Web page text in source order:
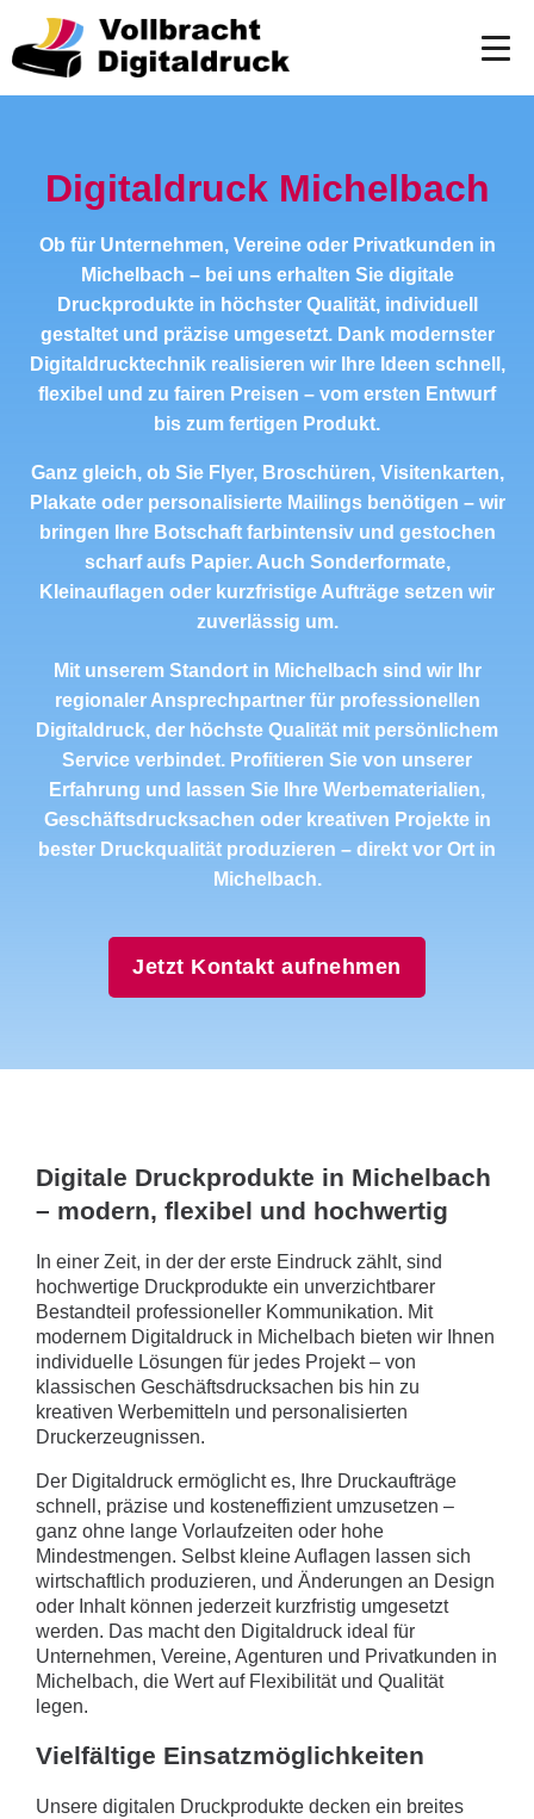
Digitaldruck Michelbach
Ob für Unternehmen, Vereine oder Privatkunden in
Michelbach – bei uns erhalten Sie digitale
Druckprodukte in höchster Qualität, individuell
gestaltet und präzise umgesetzt. Dank modernster
Digitaldrucktechnik realisieren wir Ihre Ideen schnell,
flexibel und zu fairen Preisen – vom ersten Entwurf
bis zum fertigen Produkt.
Ganz gleich, ob Sie Flyer, Broschüren, Visitenkarten,
Plakate oder personalisierte Mailings benötigen – wir
bringen Ihre Botschaft farbintensiv und gestochen
scharf aufs Papier. Auch Sonderformate,
Kleinauflagen oder kurzfristige Aufträge setzen wir
zuverlässig um.
Mit unserem Standort in Michelbach sind wir Ihr
regionaler Ansprechpartner für professionellen
Digitaldruck, der höchste Qualität mit persönlichem
Service verbindet. Profitieren Sie von unserer
Erfahrung und lassen Sie Ihre Werbematerialien,
Geschäftsdrucksachen oder kreativen Projekte in
bester Druckqualität produzieren – direkt vor Ort in
Michelbach.
Jetzt Kontakt aufnehmen
Digitale Druckprodukte in Michelbach
– modern, flexibel und hochwertig
In einer Zeit, in der der erste Eindruck zählt, sind
hochwertige Druckprodukte ein unverzichtbarer
Bestandteil professioneller Kommunikation. Mit
modernem Digitaldruck in Michelbach bieten wir Ihnen
individuelle Lösungen für jedes Projekt – von
klassischen Geschäftsdrucksachen bis hin zu
kreativen Werbemitteln und personalisierten
Druckerzeugnissen.
Der Digitaldruck ermöglicht es, Ihre Druckaufträge
schnell, präzise und kosteneffizient umzusetzen –
ganz ohne lange Vorlaufzeiten oder hohe
Mindestmengen. Selbst kleine Auflagen lassen sich
wirtschaftlich produzieren, und Änderungen an Design
oder Inhalt können jederzeit kurzfristig umgesetzt
werden. Das macht den Digitaldruck ideal für
Unternehmen, Vereine, Agenturen und Privatkunden in
Michelbach, die Wert auf Flexibilität und Qualität
legen.
Vielfältige Einsatzmöglichkeiten
Unsere digitalen Druckprodukte decken ein breites